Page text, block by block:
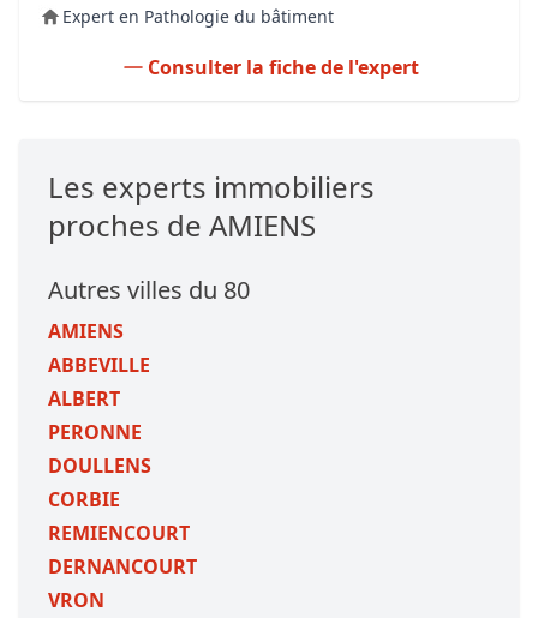
Expert en Pathologie du bâtiment
Consulter la fiche de l'expert
Les experts immobiliers
proches de AMIENS
Autres villes du 80
AMIENS
ABBEVILLE
ALBERT
PERONNE
DOULLENS
CORBIE
REMIENCOURT
DERNANCOURT
VRON